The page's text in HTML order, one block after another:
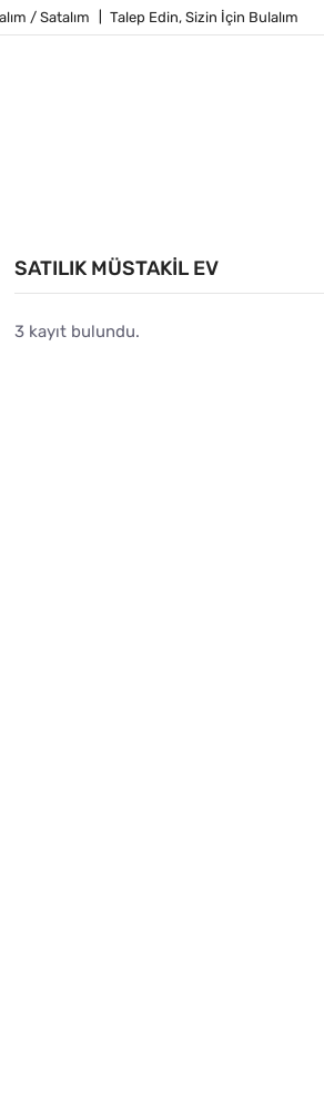
/ Satalım Talep Edin, Sizin İçin Bulalım
SATILIK MÜSTAKIL EV
3 kayıt bulundu.